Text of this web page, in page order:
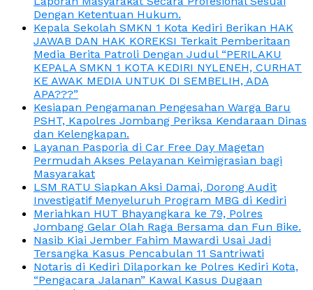
Dengan Ketentuan Hukum.
Kepala Sekolah SMKN 1 Kota Kediri Berikan HAK
JAWAB DAN HAK KOREKSI Terkait Pemberitaan
Media Berita Patroli Dengan Judul “PERILAKU
KEPALA SMKN 1 KOTA KEDIRI NYLENEH, CURHAT
KE AWAK MEDIA UNTUK DI SEMBELIH, ADA
APA???”
Kesiapan Pengamanan Pengesahan Warga Baru
PSHT, Kapolres Jombang Periksa Kendaraan Dinas
dan Kelengkapan.
Layanan Pasporia di Car Free Day Magetan
Permudah Akses Pelayanan Keimigrasian bagi
Masyarakat
LSM RATU Siapkan Aksi Damai, Dorong Audit
Investigatif Menyeluruh Program MBG di Kediri
Meriahkan HUT Bhayangkara ke 79, Polres
Jombang Gelar Olah Raga Bersama dan Fun Bike.
Nasib Kiai Jember Fahim Mawardi Usai Jadi
Tersangka Kasus Pencabulan 11 Santriwati
Notaris di Kediri Dilaporkan ke Polres Kediri Kota,
“Pengacara Jalanan” Kawal Kasus Dugaan